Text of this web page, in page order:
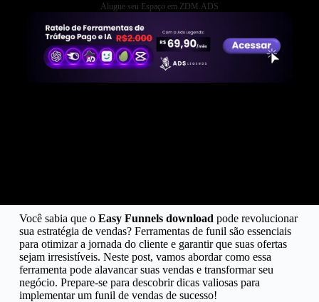
Alugue seu Espaço em ZDM.ADS
Você sabia que o Easy Funnels download pode revolucionar
sua estratégia de vendas? Ferramentas de funil são essenciais
para otimizar a jornada do cliente e garantir que suas ofertas
sejam irresistíveis. Neste post, vamos abordar como essa
ferramenta pode alavancar suas vendas e transformar seu
negócio. Prepare-se para descobrir dicas valiosas para
implementar um funil de vendas de sucesso!